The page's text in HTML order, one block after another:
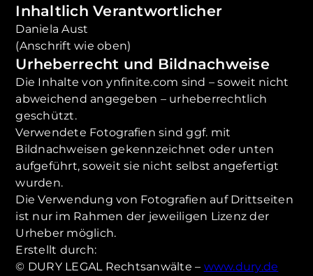
Inhaltlich Verantwortlicher
Daniela Aust
(Anschrift wie oben)
Urheberrecht und Bildnachweise
Die Inhalte von ynfinite.com sind – soweit nicht
abweichend angegeben – urheberrechtlich
geschützt.
Verwendete Fotografien sind ggf. mit
Bildnachweisen gekennzeichnet oder unten
aufgeführt, soweit sie nicht selbst angefertigt
wurden.
Die Verwendung von Fotografien auf Drittseiten
ist nur im Rahmen der jeweiligen Lizenz der
Urheber möglich.
Erstellt durch:
© DURY LEGAL Rechtsanwälte – www.dury.de